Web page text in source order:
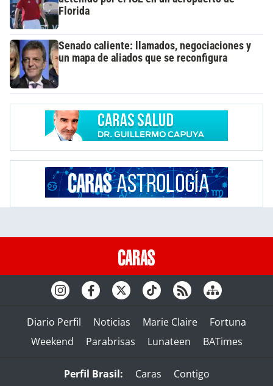
Florida
Senado caliente: llamados, negociaciones y
un mapa de aliados que se reconfigura
Diario Perfil Noticias Marie Claire
Fortuna
Weekend
Parabrisas Lunateen BATimes
Perfil Brasil: Caras Contigo